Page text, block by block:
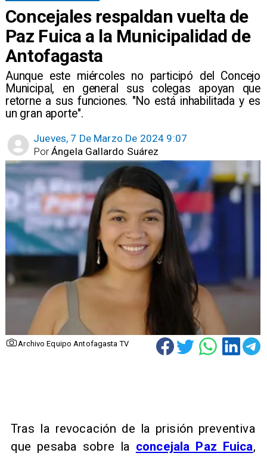
Concejales respaldan vuelta de
Paz Fuica a la Municipalidad de
Antofagasta
Aunque este miércoles no participó del Concejo
Municipal, en general sus colegas apoyan que
retorne a sus funciones. "No está inhabilitada y es
un gran aporte".
Jueves, 7 De Marzo De 2024 9:07
Ángela Gallardo Suárez
Por
Archivo Equipo Antofagasta TV
Tras la revocación de la prisión preventiva
que pesaba sobre la concejala Paz Fuica,